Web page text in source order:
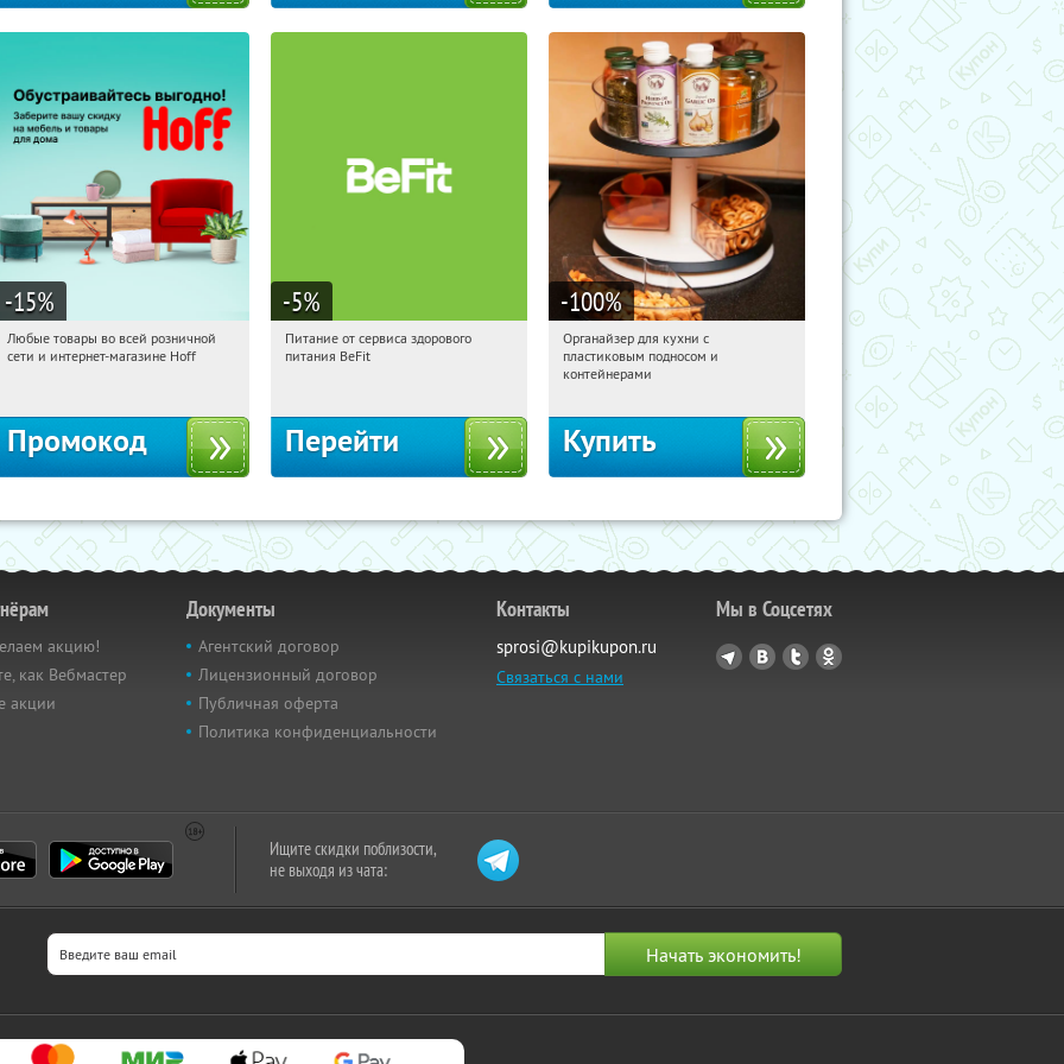
-15%
04:39:26 Получили:
Любые товары во всей розничной
сети и интернет-магазине Hoff
Промокод
-5%
04:39:26
Получи первым!
Питание от сервиса здорового
питания BeFit
Перейти
-100%
04:39:26 Получили:
Россия
Органайзер для кухни с
пластиковым подносом и
контейнерами
Купить
акцию!
как Вебмастер
акции
Документы
Агентский договор
Лицензионный договор
Публичная оферта
Политика конфиденциальности
Контакты
sprosi@kupikupon.ru
Связаться с нами
Мы в Соцсетях
Ищите скидки поблизости,
не выходя из чата: